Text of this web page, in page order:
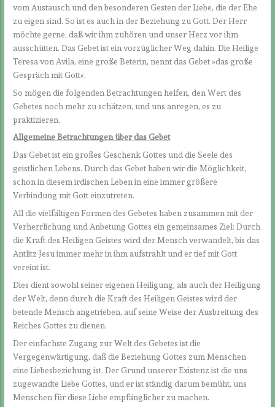
vom Austausch und den besonderen Gesten der Liebe, die der Ehe
zu eigen sind. So ist es auch in der Beziehung zu Gott. Der Herr
möchte gerne, daß wir ihm zuhören und unser Herz vor ihm
ausschütten. Das Gebet ist ein vorzüglicher Weg dahin. Die Heilige
Teresa von Avila, eine große Beterin, nennt das Gebet »das große
Gespräch mit Gott«.
So mögen die folgenden Betrachtungen helfen, den Wert des
Gebetes noch mehr zu schätzen, und uns anregen, es zu
praktizieren.
Allgemeine Betrachtungen über das Gebet
Das Gebet ist ein großes Geschenk Gottes und die Seele des
geistlichen Lebens. Durch das Gebet haben wir die Möglichkeit,
schon in diesem irdischen Leben in eine immer größere
Verbindung mit Gott einzutreten.
All die vielfältigen Formen des Gebetes haben zusammen mit der
Verherrlichung und Anbetung Gottes ein gemeinsames Ziel: Durch
die Kraft des Heiligen Geistes wird der Mensch verwandelt, bis das
Antlitz Jesu immer mehr in ihm aufstrahlt und er tief mit Gott
vereint ist.
Dies dient sowohl seiner eigenen Heiligung, als auch der Heiligung
der Welt, denn durch die Kraft des Heiligen Geistes wird der
betende Mensch angetrieben, auf seine Weise der Ausbreitung des
Reiches Gottes zu dienen.
Der einfachste Zugang zur Welt des Gebetes ist die
Vergegenwärtigung, daß die Beziehung Gottes zum Menschen
eine Liebesbeziehung ist. Der Grund unserer Existenz ist die uns
zugewandte Liebe Gottes, und er ist ständig darum bemüht, uns
Menschen für diese Liebe empfänglicher zu machen.